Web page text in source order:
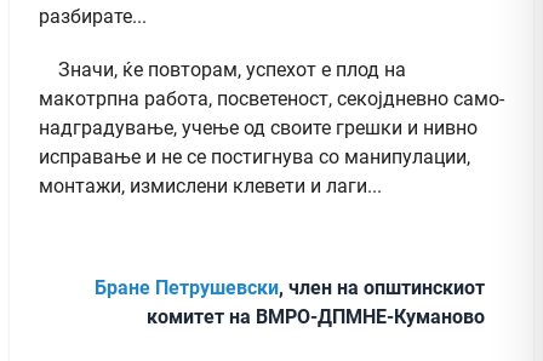
разбирате...
Значи, ќе повторам, успехот е плод на
макотрпна работа, посветеност, секојдневно само-
надградување, учење од своите грешки и нивно
исправање и не се постигнува со манипулации,
монтажи, измислени клевети и лаги...
Бране Петрушевски, член на општинскиот
комитет на ВМРО-ДПМНЕ-Куманово